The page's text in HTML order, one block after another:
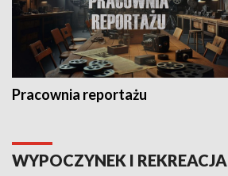
Pracownia reportażu
WYPOCZYNEK I REKREACJA